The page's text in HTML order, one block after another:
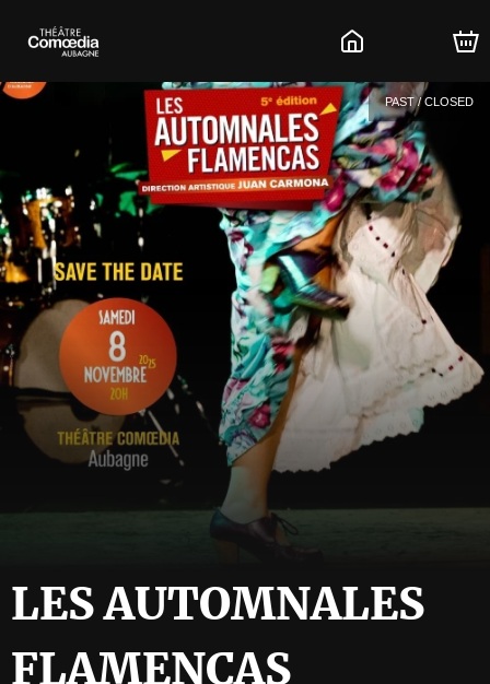
PAST / CLOSED
LES AUTOMNALES
FLAMENCAS